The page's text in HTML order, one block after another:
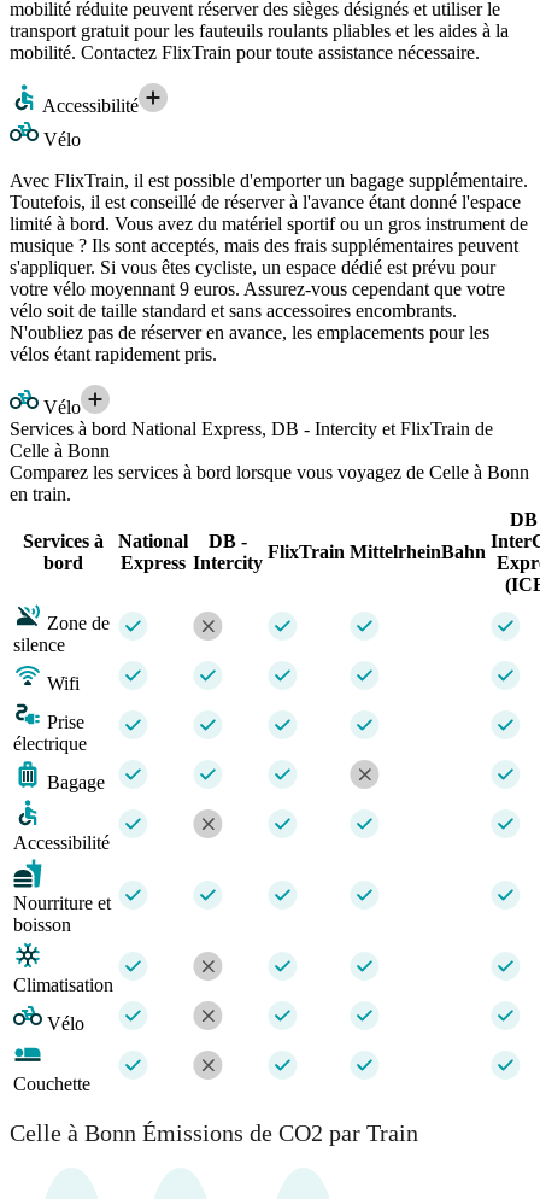
mobilité réduite peuvent réserver des sièges désignés et utiliser le
transport gratuit pour les fauteuils roulants pliables et les aides à la
mobilité. Contactez FlixTrain pour toute assistance nécessaire.
Accessibilité
Vélo
Avec FlixTrain, il est possible d'emporter un bagage supplémentaire.
Toutefois, il est conseillé de réserver à l'avance étant donné l'espace
limité à bord. Vous avez du matériel sportif ou un gros instrument de
musique ? Ils sont acceptés, mais des frais supplémentaires peuvent
s'appliquer. Si vous êtes cycliste, un espace dédié est prévu pour
votre vélo moyennant 9 euros. Assurez-vous cependant que votre
vélo soit de taille standard et sans accessoires encombrants.
N'oubliez pas de réserver en avance, les emplacements pour les
vélos étant rapidement pris.
Vélo
Services à bord National Express, DB - Intercity et FlixTrain de
Celle à Bonn
Comparez les services à bord lorsque vous voyagez de Celle à Bonn
en train.
Services à
bord
National
Express
DB -
Intercity
FlixTrain MittelrheinBahn
DB
Zone de
silence
Wifi
Prise
électrique
Bagage
Accessibilité
Nourriture et
boisson
Climatisation
Vélo
Couchette
Celle à Bonn Émissions de CO2 par Train